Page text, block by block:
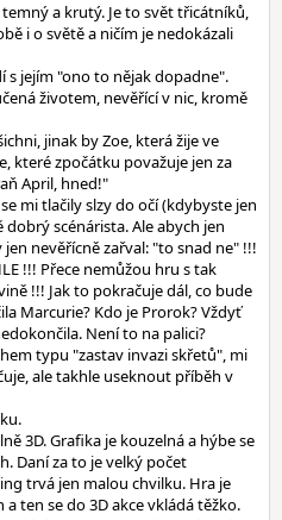
a krutý. Je to svět třicátníků,
i o světě a ničím je nedokázali
s jejím "ono to nějak dopadne".
životem, nevěřící v nic, kromě
jinak by Zoe, která žije ve
které zpočátku považuje jen za
April, hned!"
mi tlačily slzy do očí (kdybyste jen
scénárista. Ale abych jen
nevěřícně zařval: "to snad ne" !!!
!!! Přece nemůžou hru s tak
!!! Jak to pokračuje dál, co bude
Marcurie? Kdo je Prorok? Vždyť
Není to na palici?
typu "zastav invazi skřetů", mi
ale takhle useknout příběh v
3D. Grafika je kouzelná a hýbe se
Daní za to je velký počet
trvá jen malou chvilku. Hra je
ten se do 3D akce vkládá těžko.